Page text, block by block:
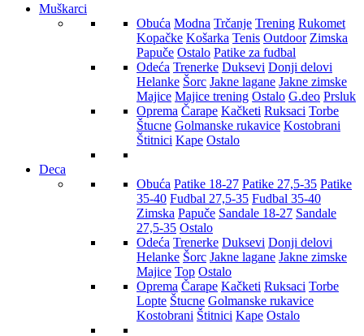
Muškarci
Obuća Modna Trčanje Trening Rukomet
Kopačke Košarka Tenis Outdoor Zimska
Papuče Ostalo Patike za fudbal
Odeća Trenerke Duksevi Donji delovi
Helanke Šorc Jakne lagane Jakne zimske
Majice Majice trening Ostalo G.deo Prsluk
Oprema Čarape Kačketi Ruksaci Torbe
Štucne Golmanske rukavice Kostobrani
Štitnici Kape Ostalo
Deca
Obuća Patike 18-27 Patike 27,5-35 Patike
35-40 Fudbal 27,5-35 Fudbal 35-40
Zimska Papuče Sandale 18-27 Sandale
27,5-35 Ostalo
Odeća Trenerke Duksevi Donji delovi
Helanke Šorc Jakne lagane Jakne zimske
Majice Top Ostalo
Oprema Čarape Kačketi Ruksaci Torbe
Lopte Štucne Golmanske rukavice
Kostobrani Štitnici Kape Ostalo